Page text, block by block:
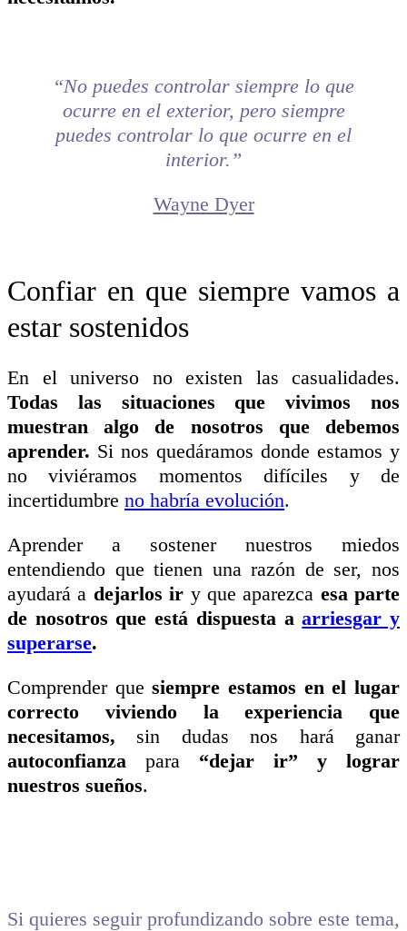
“No puedes controlar siempre lo que
ocurre en el exterior, pero siempre
puedes controlar lo que ocurre en el
interior.”
Wayne Dyer
Confiar en que siempre vamos a
estar sostenidos
En el universo no existen las casualidades.
Todas las situaciones que vivimos nos
muestran algo de nosotros que debemos
aprender. Si nos quedáramos donde estamos y
no viviéramos momentos difíciles y de
incertidumbre no habría evolución.
Aprender a sostener nuestros miedos
entendiendo que tienen una razón de ser, nos
ayudará a dejarlos ir y que aparezca esa parte
de nosotros que está dispuesta aarriesgar y
superarse.
Comprender quesiempre estamos en el lugar
correcto viviendo la experiencia que
necesitamos, sin dudas nos hará ganar
autoconfianza para “dejar ir” y lograr
nuestros sueños.
Si quieres seguir profundizando sobre este tema,